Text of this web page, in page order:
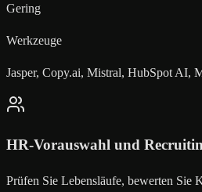
Gering
Werkzeuge
Jasper, Copy.ai, Mistral, HubSpot AI,
HR-Vorauswahl und
Prüfen Sie Lebensläufe, bewerten Sie